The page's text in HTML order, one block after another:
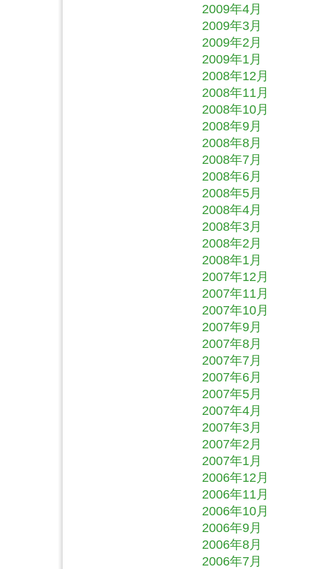
2009年4月
2009年3月
2009年2月
2009年1月
2008年12月
2008年11月
2008年10月
2008年9月
2008年8月
2008年7月
2008年6月
2008年5月
2008年4月
2008年3月
2008年2月
2008年1月
2007年12月
2007年11月
2007年10月
2007年9月
2007年8月
2007年7月
2007年6月
2007年5月
2007年4月
2007年3月
2007年2月
2007年1月
2006年12月
2006年11月
2006年10月
2006年9月
2006年8月
2006年7月